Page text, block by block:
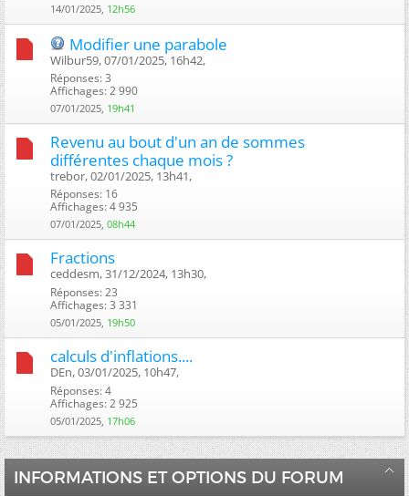
14/01/2025, 12h56
Modifier une parabole
Wilbur59, 07/01/2025, 16h42, ‎
Réponses: 3
Affichages: 2 990
07/01/2025, 19h41
Revenu au bout d'un an de sommes
différentes chaque mois ?
trebor, 02/01/2025, 13h41, ‎
Réponses: 16
Affichages: 4 935
07/01/2025, 08h44
Fractions
ceddesm, 31/12/2024, 13h30, ‎
Réponses: 23
Affichages: 3 331
05/01/2025, 19h50
calculs d'inflations....
DEn, 03/01/2025, 10h47, ‎
Réponses: 4
Affichages: 2 925
05/01/2025, 17h06
INFORMATIONS ET OPTIONS DU FORUM